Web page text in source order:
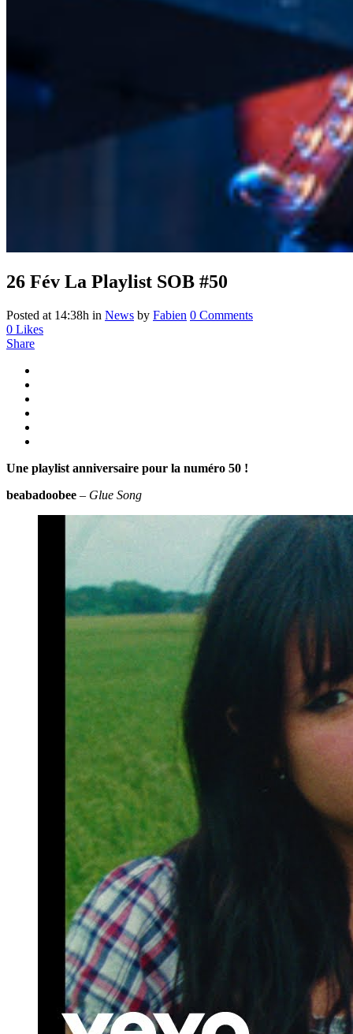
26 Fév La Playlist SOB #50
Posted at 14:38h in News by Fabien 0 Comments
0 Likes
Share
Une playlist anniversaire pour la numéro 50 !
beabadoobee – Glue Song